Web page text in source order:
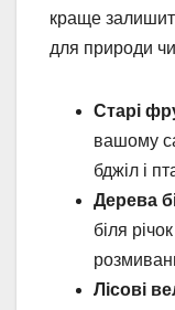
краще
для природи
Старі
вашому
бджіл і
Дерева
біля
Лісові